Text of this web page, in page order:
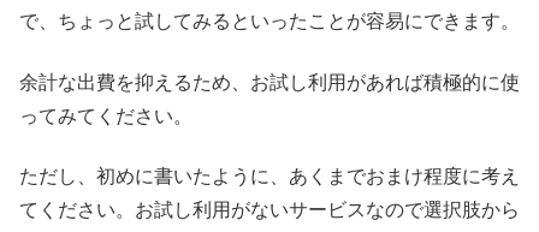
で、ちょっと試してみるといったことが容易にできます。
余計な出費を抑えるため、お試し利用があれば積極的に使
ってみてください。
ただし、初めに書いたように、あくまでおまけ程度に考え
てください。お試し利用がないサービスなので選択肢から